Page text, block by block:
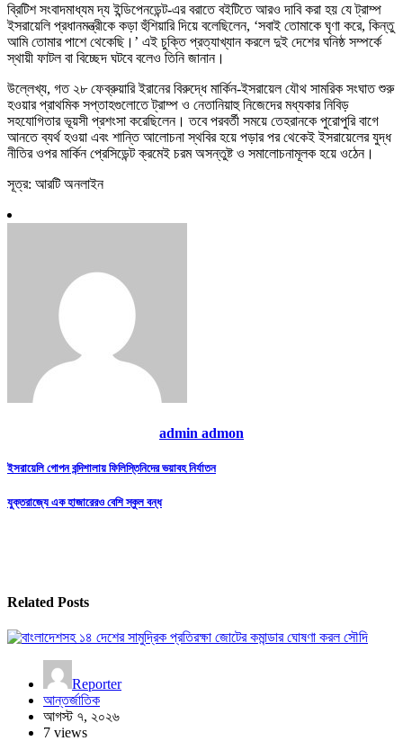
ব্রিটিশ সংবাদমাধ্যম দ্য ইন্ডিপেনডেন্ট-এর বরাতে বইটিতে আরও দাবি করা হয় যে ট্রাম্প
ইসরায়েলি প্রধানমন্ত্রীকে কড়া হুঁশিয়ারি দিয়ে বলেছিলেন, ‘সবাই তোমাকে ঘৃণা করে, কিন্তু
আমি তোমার পাশে থেকেছি।’ এই চুক্তি প্রত্যাখ্যান করলে দুই দেশের ঘনিষ্ঠ সম্পর্কে
স্থায়ী ফাটল বা বিচ্ছেদ ঘটবে বলেও তিনি জানান।
উল্লেখ্য, গত ২৮ ফেব্রুয়ারি ইরানের বিরুদ্ধে মার্কিন-ইসরায়েল যৌথ সামরিক সংঘাত শুরু
হওয়ার প্রাথমিক সপ্তাহগুলোতে ট্রাম্প ও নেতানিয়াহু নিজেদের মধ্যকার নিবিড়
সহযোগিতার ভূয়সী প্রশংসা করেছিলেন। তবে পরবর্তী সময়ে তেহরানকে পুরোপুরি বাগে
আনতে ব্যর্থ হওয়া এবং শান্তি আলোচনা স্থবির হয়ে পড়ার পর থেকেই ইসরায়েলের যুদ্ধ
নীতির ওপর মার্কিন প্রেসিডেন্ট ক্রমেই চরম অসন্তুষ্ট ও সমালোচনামূলক হয়ে ওঠেন।
সূত্র: আরটি অনলাইন
admin admon
Post
navigation
ইসরায়েলি গোপন বন্দিশালায় ফিলিস্তিনিদের ভয়াবহ নির্যাতন
যুক্তরাজ্যে এক হাজারেরও বেশি স্কুল বন্ধ
Related Posts
Reporter
আন্তর্জাতিক
আগস্ট ৭, ২০২৬
7 views